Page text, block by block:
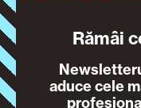
Rămâi
aduce cele